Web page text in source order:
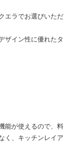
エラでお選びいただ
ザイン性に優れたタ
能が使えるので、料
く、キッチンレイア